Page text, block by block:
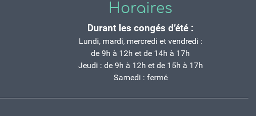
Horaires
Durant les congés d’été :
Lundi, mardi, mercredi et vendredi :
de 9h à 12h et de 14h à 17h
Jeudi : de 9h à 12h et de 15h à 17h
Samedi : fermé